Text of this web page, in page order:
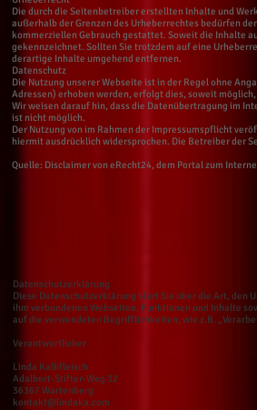
Die durch die Seitenbetreiber erstellten Inhalte und
außerhalb der Grenzen des Urheberrechtes bedürfen
kommerziellen Gebrauch gestattet. Soweit die Inhalte
gekennzeichnet. Sollten Sie trotzdem auf eine
derartige Inhalte umgehend entfernen.
Datenschutz
Die Nutzung unserer Webseite ist in der Regel ohne
Adressen) erhoben werden, erfolgt dies, soweit
Wir weisen darauf hin, dass die Datenübertragung im
ist nicht möglich.
Der Nutzung von im Rahmen der Impressumspflicht
hiermit ausdrücklich widersprochen. Die Betreiber der
Quelle: Disclaimer von eRecht24, dem Portal zum
Datenschutzerklärung
Diese Datenschutzerklärung klärt Sie über die Art, den
ihm verbundenen Webseiten, Funktionen und Inhalte
auf die verwendeten Begrifflichkeiten, wie z.B.
Verantwortlicher
Linda Kalbfleisch
Adalbert-Stifter-Weg 32
36367 Wartenberg
kontakt@lindaka.com